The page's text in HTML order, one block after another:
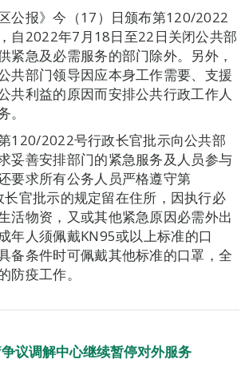
公报》今（17）日颁布第120/2022
自2022年7月18日至22日关闭公共部
紧急及必需服务的部门除外。另外，
共部门领导因应本身工作需要、支援
共利益的原因而安排公共行政工作人
。
120/2022号行政长官批示向公共部
妥善安排部门的紧急服务及人员参与
要求所有公务人员严格遵守第
官批示的规定留在住所，因执行必
活物资，又或其他紧急原因必需外出
年人须佩戴KN95或以上标准的口
备条件时可佩戴其他标准的口罩，全
防疫工作。
议调解中心继续暂停对外服务